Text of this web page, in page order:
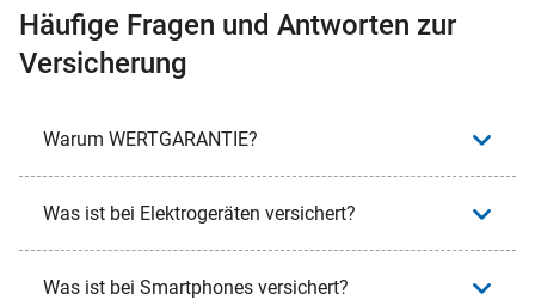
Häufige Fragen und Antworten zur
Versicherung
Warum WERTGARANTIE?
Was ist bei Elektrogeräten versichert?
Was ist bei Smartphones versichert?